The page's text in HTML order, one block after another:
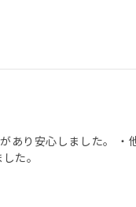
あり安心しました。 ・
た。